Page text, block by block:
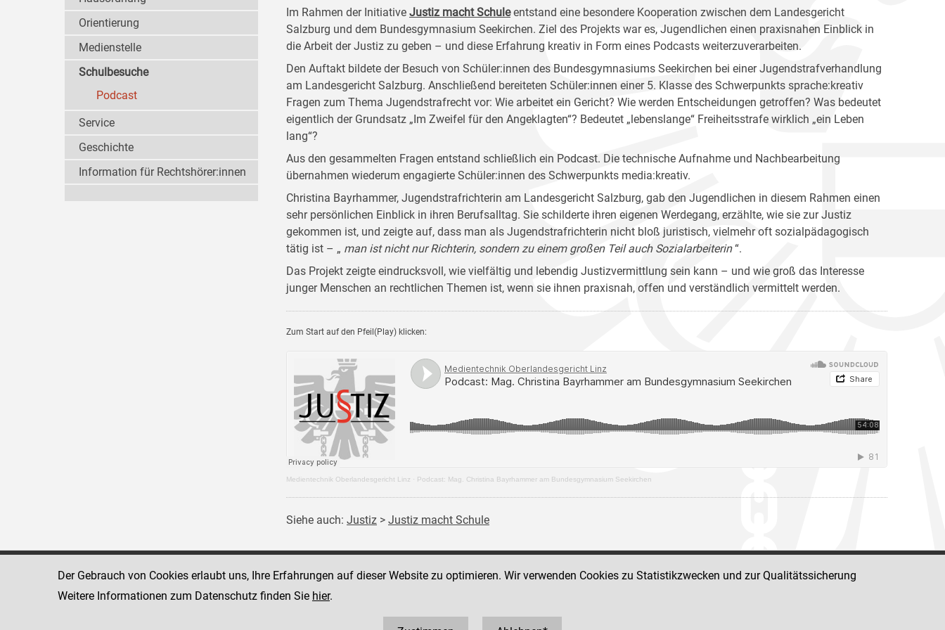
Im Rahmen der Initiative Justiz macht Schuleentstand eine besondere Kooperation zwischen dem Landesgericht
Salzburg und dem Bundesgymnasium Seekirchen. Ziel des Projekts war es, Jugendlichen einen praxisnahen Einblick in
die Arbeit der Justiz zu geben – und diese Erfahrung kreativ in Form eines Podcasts weiterzuverarbeiten.
Den Auftakt bildete der Besuch von Schüler:innen des Bundesgymnasiums Seekirchen bei einer Jugendstrafverhandlung
am Landesgericht Salzburg. Anschließend bereiteten Schüler:innen einer 5. Klasse des Schwerpunkts sprache:kreativ
Fragen zum Thema Jugendstrafrecht vor: Wie arbeitet ein Gericht? Wie werden Entscheidungen getroffen? Was bedeutet
eigentlich der Grundsatz „Im Zweifel für den Angeklagten“? Bedeutet „lebenslange“ Freiheitsstrafe wirklich „ein Leben
lang“?
Aus den gesammelten Fragen entstand schließlich ein Podcast. Die technische Aufnahme und Nachbearbeitung
übernahmen wiederum engagierte Schüler:innen des Schwerpunkts media:kreativ.
Christina Bayrhammer, Jugendstrafrichterin am Landesgericht Salzburg, gab den Jugendlichen in diesem Rahmen einen
sehr persönlichen Einblick in ihren Berufsalltag. Sie schilderte ihren eigenen Werdegang, erzählte, wie sie zur Justiz
gekommen ist, und zeigte auf, dass man als Jugendstrafrichterin nicht bloß juristisch, vielmehr oft sozialpädagogisch
tätig ist – „ man ist nicht nur Richterin, sondern zu einem großen Teil auch Sozialarbeiterin“.
Das Projekt zeigte eindrucksvoll, wie vielfältig und lebendig Justizvermittlung sein kann – und wie groß das Interesse
junger Menschen an rechtlichen Themen ist, wenn sie ihnen praxisnah, offen und verständlich vermittelt werden.
Zum Start auf den Pfeil(Play) klicken:
Medientechnik Oberlandesgericht Linz · Podcast: Mag. Christina Bayrhammer am Bundesgymnasium Seekirchen
Siehe auch: Justiz > Justiz macht Schule
Orientierung
Medienstelle
Schulbesuche
Podcast
Service
Geschichte
Information für Rechtshörer:innen
Landesgericht Salzburg
www.justiz.gv.at/slg
5010 Salzburg
Rudolfsplatz 2
Social Media Kanäle
Der Gebrauch von Cookies erlaubt uns, Ihre Erfahrungen auf dieser Website zu optimieren. Wir verwenden Cookies zu Statistikzwecken und zur Qualitätssicherung
Weitere Informationen zum Datenschutz finden Sie hier.